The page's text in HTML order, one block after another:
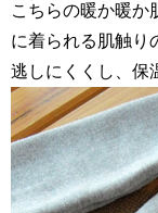
こちらの暖か暖か
に着られる肌触り
逃しにくくし、保